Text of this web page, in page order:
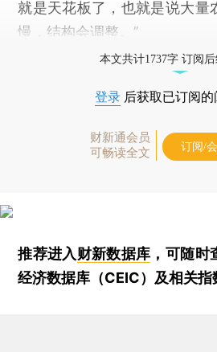
就是天花板了，也就是说大量
慢，结构会调整。”
本文共计1737字 订阅
登录 后获取已订阅
财新通会员
可畅读全文
订阅/
推荐进入财新数据库 ，可随
经济数据库（CEIC）及相关指